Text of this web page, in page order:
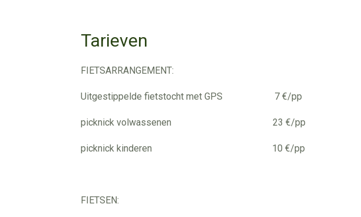
Tarieven
FIETSARRANGEMENT:
Uitgestippelde fietstocht met GPS 7 €/pp
picknick volwassenen 23 €/pp
picknick kinderen 10 €/pp
FIETSEN: